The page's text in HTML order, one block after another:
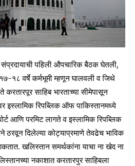
पहिली औपचारिक बैठक घेतली,
१८ वर्षे कर्मभूमी म्हणून घालवली व जिथे
करतारपूर साहिब भारताच्या सीमेपासून
इस्लामिक रिपब्लिक ऑफ पाकिस्तानमध्ये
आणि परमिट लागते व इस्लामिक रिपब्लिक
ठरवून दिलेल्या कोट्याप्रमाणे तेवढेच भाविक
खलिस्तान समर्थकांना याचा ना खेद ना
नकाशात करतारपुर साहिबला